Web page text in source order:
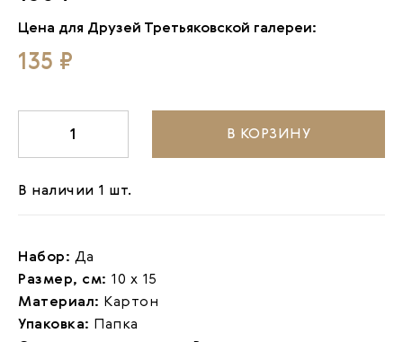
Цена для Друзей Третьяковской галереи:
135 ₽
1 В КОРЗИНУ
В наличии 1 шт.
Набор: Да
Размер, см: 10 х 15
Материал: Картон
Упаковка: Папка